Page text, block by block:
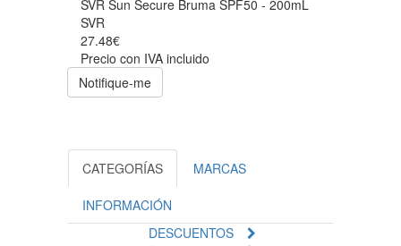
SVR Sun Secure Bruma SPF50 - 200mL
SVR
27.48€
Precio con IVA incluido
Notifique-me
CATEGORÍAS MARCAS
INFORMACIÓN
DESCUENTOS